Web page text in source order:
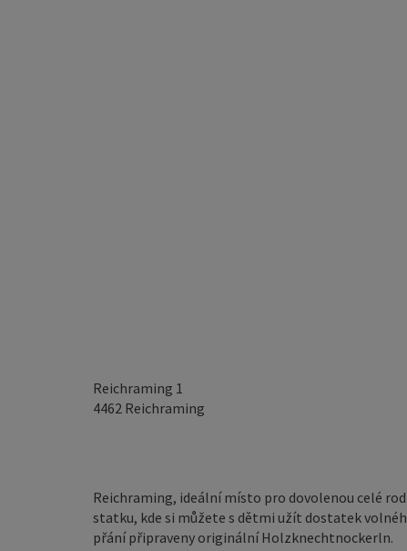
Reichraming 1
4462 Reichraming
Reichraming, ideální místo pro dovolenou celé
statku, kde si můžete s dětmi užít dostatek
přání připraveny originální Holzknechtnockerln.